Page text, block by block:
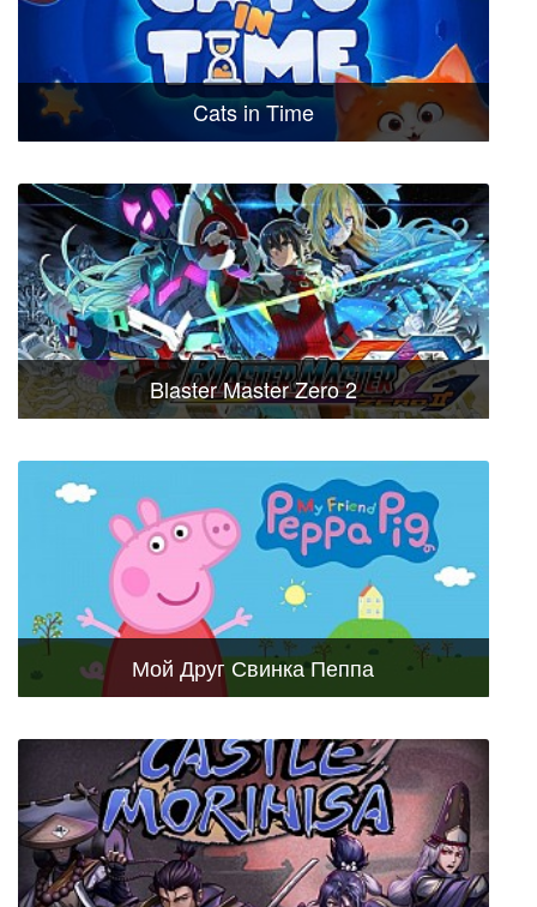
Cats in Time
Blaster Master Zero 2
Мой Друг Свинка Пеппа